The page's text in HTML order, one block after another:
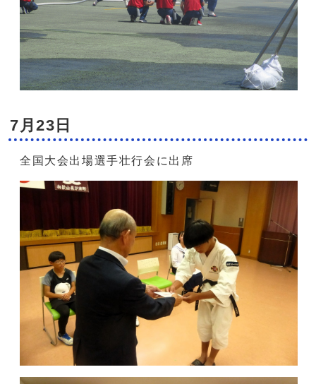
7月23日
全国大会出場選手壮行会に出席